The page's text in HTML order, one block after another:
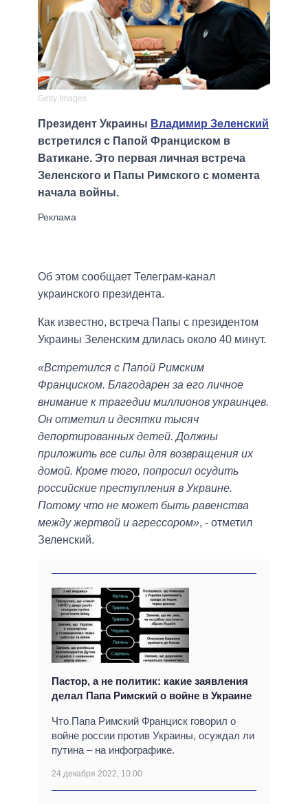
Getty Images
Президент Украины Владимир Зеленский
встретился с Папой Франциском в
Ватикане. Это первая личная встреча
Зеленского и Папы Римского с момента
начала войны.
Об этом сообщает Телеграм-канал
украинского президента.
Как известно, встреча Папы с президентом
Украины Зеленским длилась около 40 минут.
«Встретился с Папой Римским
Франциском. Благодарен за его личное
внимание к трагедии миллионов украинцев.
Он отметил и десятки тысяч
депортированных детей. Должны
приложить все силы для возвращения их
домой. Кроме того, попросил осудить
российские преступления в Украине.
Потому что не может быть равенства
между жертвой и агрессором», - отметил
Зеленский.
Пастор, а не политик: какие заявления
делал Папа Римский о войне в Украине
Что Папа Римский Франциск говорил о
войне россии против Украины, осуждал ли
путина – на инфографике.
24 декабря 2022, 10:00